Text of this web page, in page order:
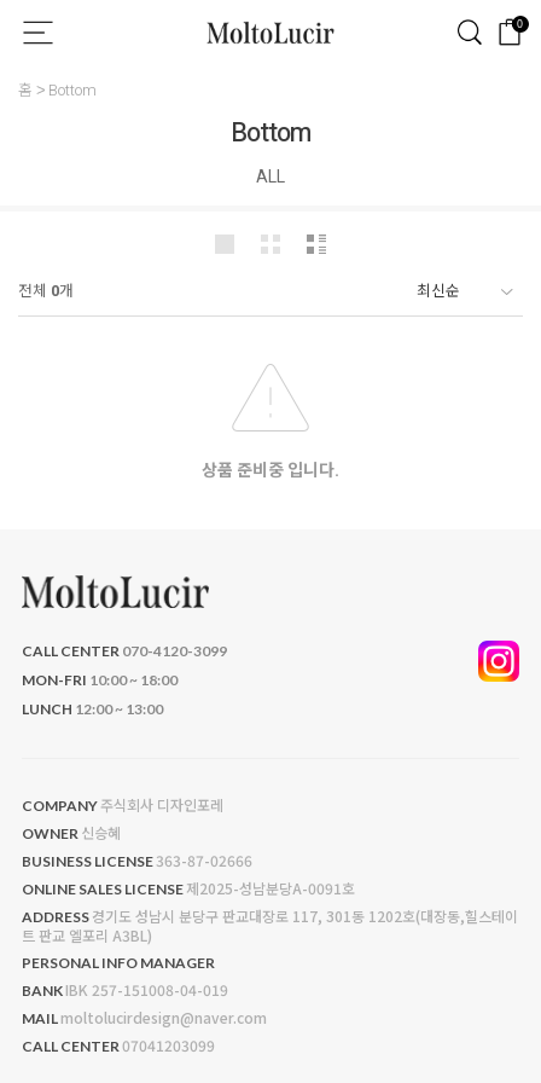
0
홈 Bottom
Bottom
ALL
전체 0개
상품 준비중 입니다.
CALL CENTER 070-4120-3099
MON-FRI 10:00 ~ 18:00
LUNCH 12:00 ~ 13:00
COMPANY 주식회사 디자인포레
OWNER 신승혜
BUSINESS LICENSE 363-87-02666
ONLINE SALES LICENSE 제2025-성남분당A-0091호
ADDRESS 경기도 성남시 분당구 판교대장로 117, 301동 1202호(대장동,힐스테이
트 판교 엘포리 A3BL)
PERSONAL INFO MANAGER
BANK IBK 257-151008-04-019
MAIL moltolucirdesign@naver.com
CALL CENTER 07041203099